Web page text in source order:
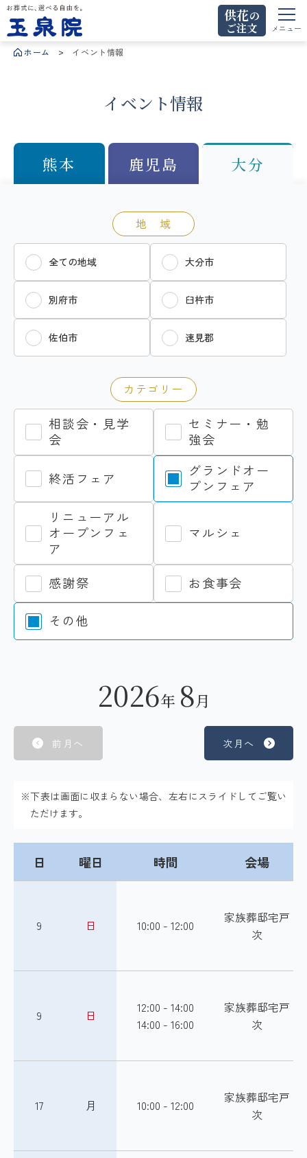
お葬式に、選べる自由を。玉泉院
供花の
ご注文
メニュー
ホーム イベント情報
イベント情報
熊本 鹿児島 大分
地 域
全ての地域 大分市
別府市 臼杵市
佐伯市 速見郡
カテゴリー
相談会・見学
会
セミナー・勉
強会
終活フェア
グランドオー
プンフェア
リニューアル
オープンフェ
ア
マルシェ
感謝祭 お食事会
その他
2026年 8月
前月へ 次月へ
※下表は画面に収まらない場合、左右にスライドしてご覧い
ただけます。
日 曜日 時間 会場
9 日 10:00 - 12:00
家族葬邸宅戸
次
9 日
12:00 - 14:00
14:00 - 16:00
家族葬邸宅戸
次
17 月 10:00 - 12:00
家族葬邸宅戸
次